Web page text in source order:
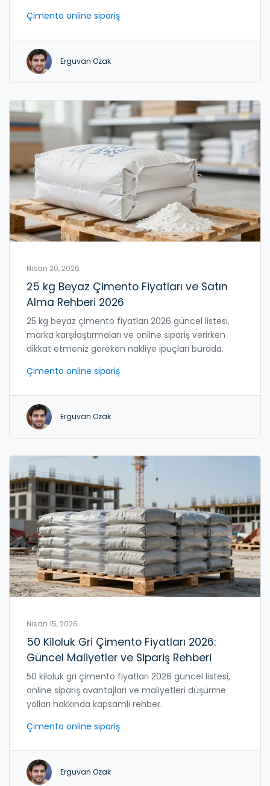
Çimento online sipariş
Erguvan Ozak
Nisan 20, 2026
25 kg Beyaz Çimento Fiyatları ve Satın
Alma Rehberi 2026
25 kg beyaz çimento fiyatları 2026 güncel listesi,
marka karşılaştırmaları ve online sipariş verirken
dikkat etmeniz gereken nakliye ipuçları burada.
Çimento online sipariş
Erguvan Ozak
Nisan 15, 2026
50 Kiloluk Gri Çimento Fiyatları 2026:
Güncel Maliyetler ve Sipariş Rehberi
50 kiloluk gri çimento fiyatları 2026 güncel listesi,
online sipariş avantajları ve maliyetleri düşürme
yolları hakkında kapsamlı rehber.
Çimento online sipariş
Erguvan Ozak